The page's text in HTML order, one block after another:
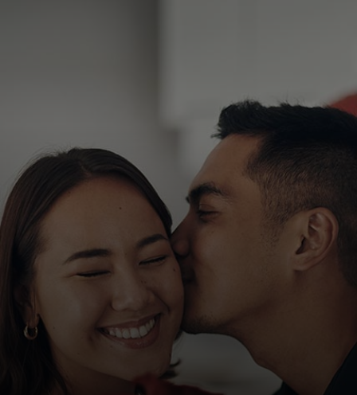
สำหรับผู้สร้างนวัตกรรม
ข่าวสารและแนวโน้ม